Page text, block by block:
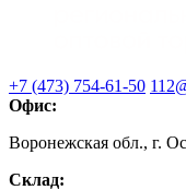
+7 (473) 754-61-50
Офис:
Воронежская обл., г.
Склад: